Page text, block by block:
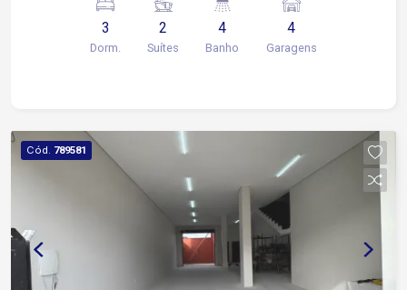
balcão Área de serviço Varanda ampla Garagem
coberta para 4 carros Piscina 35 mil litros
Bosque Portão elétrico Casa estilo de chácara
3
Dorm.
2
Suítes
4
Banho
4
Garagens
Cód. 789581